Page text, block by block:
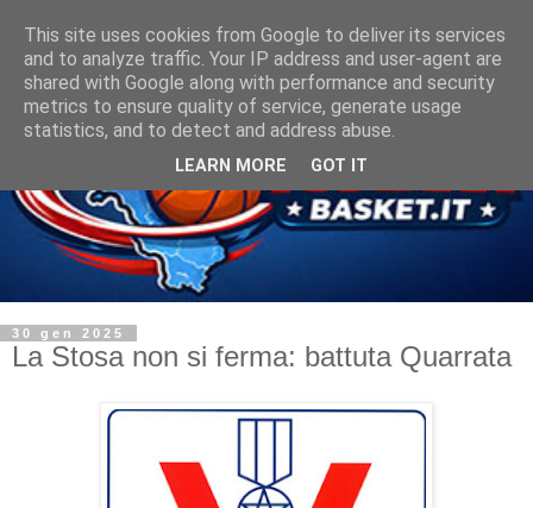
30 gen 2025
La Stosa non si ferma: battuta Quarrata
This site uses cookies from Google to deliver its services
and to analyze traffic. Your IP address and user-agent are
shared with Google along with performance and security
metrics to ensure quality of service, generate usage
statistics, and to detect and address abuse.
LEARN MORE GOT IT